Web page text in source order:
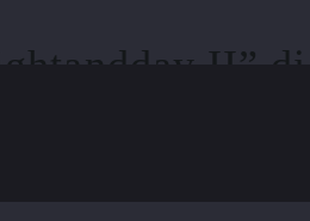
II”